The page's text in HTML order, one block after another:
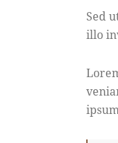
Sed
illo